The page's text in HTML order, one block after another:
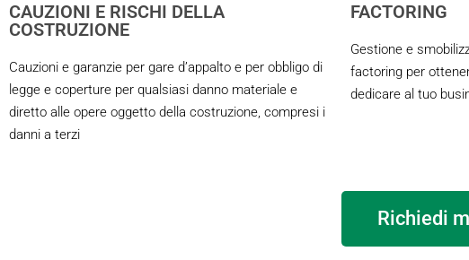
CAUZIONI E RISCHI DELLA
COSTRUZIONE
Cauzioni e garanzie per gare d’appalto e per obbligo di
legge e coperture per qualsiasi danno materiale e
diretto alle opere oggetto della costruzione, compresi i
danni a terzi
FACTORING
Gestione e
factoring per
dedicare al tuo
Richiedi